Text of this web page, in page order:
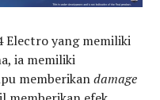
Electro yang memiliki
ia memiliki
memberikandamage